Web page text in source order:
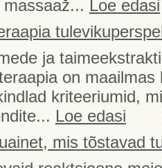
Loe edasi
ja
on maailmas
kriteeriumid,
Loe edasi
mis tõstavad